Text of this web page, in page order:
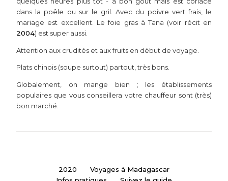
dans la poêle ou sur le gril. Avec du poivre vert frais, le
mariage est excellent. Le foie gras à Tana (voir récit en
2004) est super aussi.
Attention aux crudités et aux fruits en début de voyage.
Plats chinois (soupe surtout) partout, très bons.
Globalement, on mange bien ; les établissements
populaires que vous conseillera votre chauffeur sont (très)
bon marché.
2020
Voyages à Madagascar